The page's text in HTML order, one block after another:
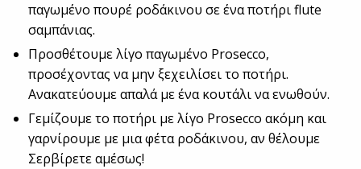
παγωμένο πουρέ ροδάκινου σε ένα ποτήρι flute
σαμπάνιας.
Προσθέτουμε λίγο παγωμένο Prosecco,
προσέχοντας να μην ξεχειλίσει το ποτήρι.
Ανακατεύουμε απαλά με ένα κουτάλι να ενωθούν.
Γεμίζουμε το ποτήρι με λίγο Prosecco ακόμη και
γαρνίρουμε με μια φέτα ροδάκινου, αν θέλουμε
Σερβίρετε αμέσως!